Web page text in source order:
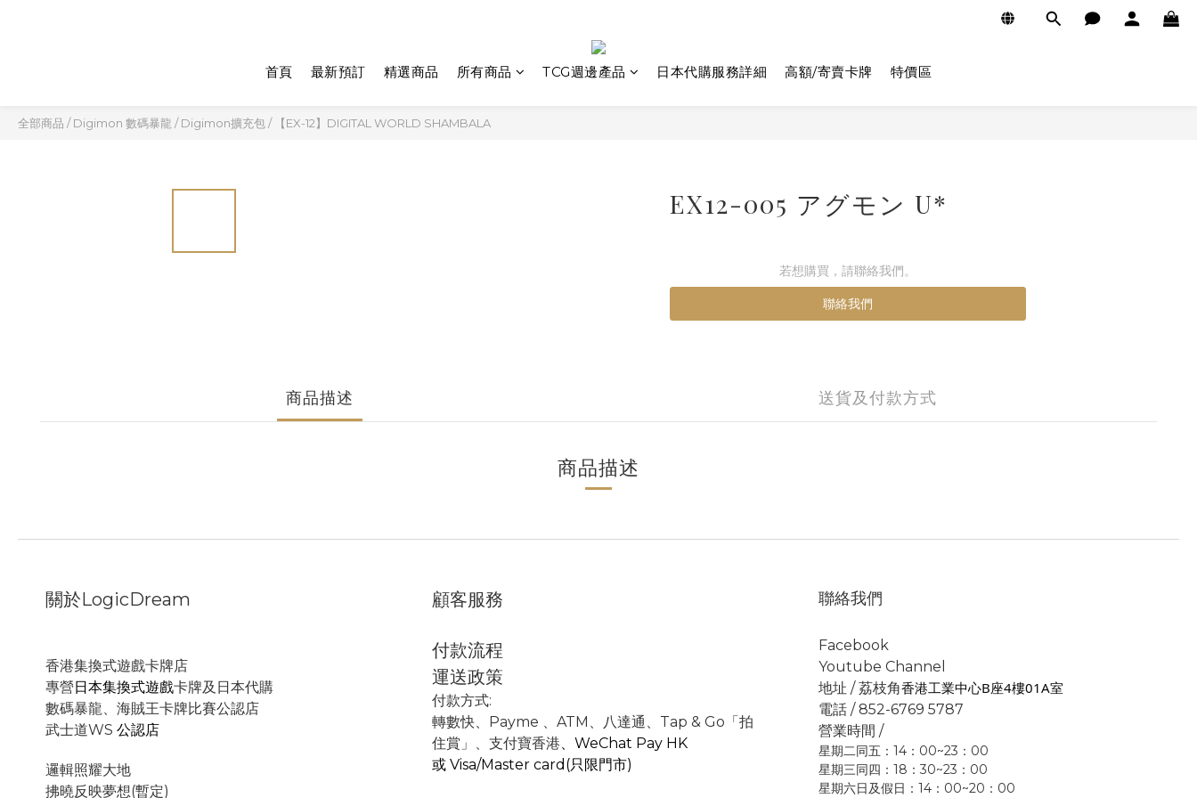
首頁 最新預訂 精選商品 所有商品 TCG週邊產品 日本代購服務詳細 高額/寄賣卡牌 特價區
全部商品 /Digimon 數碼暴龍 /Digimon擴充包/ 【EX-12】DIGITAL WORLD SHAMBALA
EX12-005 アグモン U*
若想購買，請聯絡我們。
聯絡我們
商品描述 送貨及付款方式
商品描述
關於LogicDream
香港集換式遊戲卡牌店
專營日本集換式遊戲卡牌及日本代購
數碼暴龍、海賊王卡牌比賽公認店
武士道WS 公認店
邏輯照耀大地
拂曉反映夢想(暫定)
顧客服務
付款流程
運送政策
付款方式:
轉數快、Payme 、 ATM 、
八達通、Tap & Go「拍
住賞」 、支付寶香港、 WeChat Pay HK
或 Visa/Master card(只限門市)
聯絡我們
Facebook
Youtube Channel
地址 / 荔枝角香港工業中心B座4樓01A室
電話 / 852-6769 5787
營業時間 /
星期二同五：14：00~23：00
星期三同四：18：30~23：00
星期六日及假日：14：00~20：00